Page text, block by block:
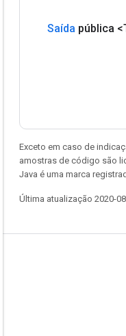
Saída pública
Exceto em caso de
amostras de código são
Java é uma marca
Última atualização 2020-